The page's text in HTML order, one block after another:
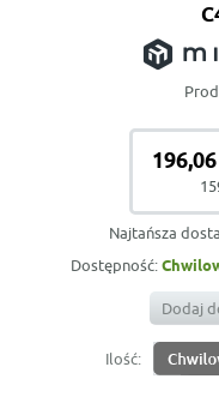
Najtańsza
Dostępność:
Dodaj
Ilość: